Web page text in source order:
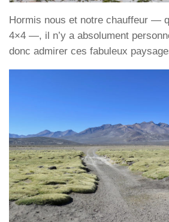
Hormis nous et notre chauffeur —
4×4 —, il n’y a absolument
donc admirer ces fabuleux